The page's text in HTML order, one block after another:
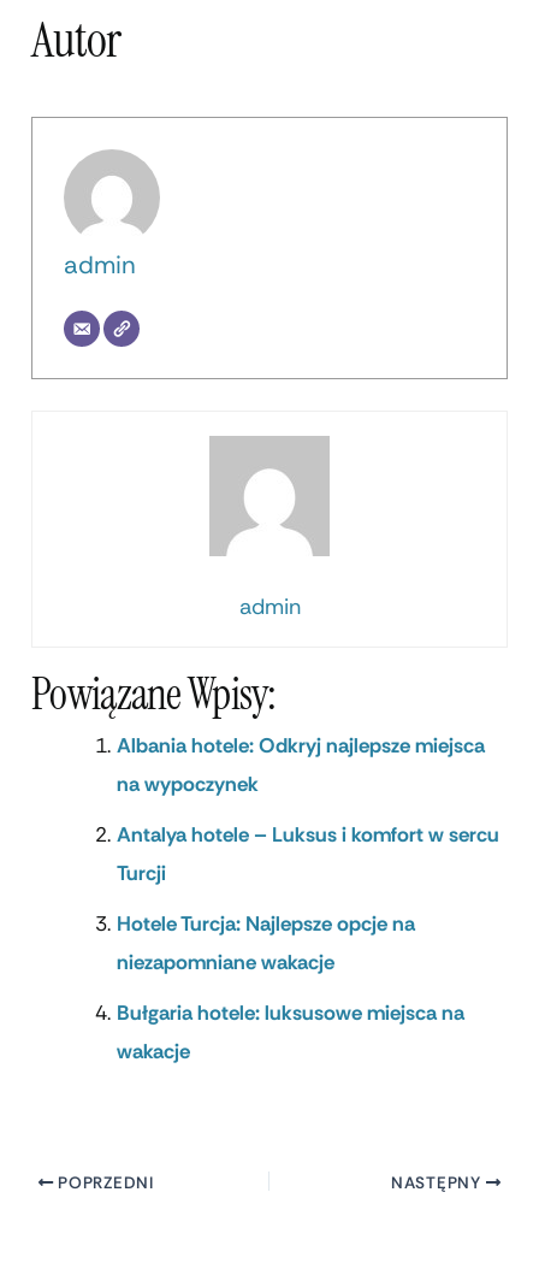
Autor
admin
admin
Powiązane Wpisy:
Albania hotele: Odkryj najlepsze miejsca
na wypoczynek
Antalya hotele – Luksus i komfort w sercu
Turcji
Hotele Turcja: Najlepsze opcje na
niezapomniane wakacje
Bułgaria hotele: luksusowe miejsca na
wakacje
POPRZEDNI NASTĘPNY